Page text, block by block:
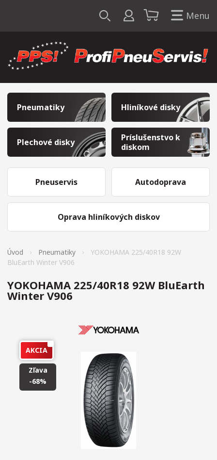
Menu
Pneumatiky Hliníkové disky
Plechové disky
Príslušenstvo k
diskom
Pneuservis
Oprava hliníkových diskov
Autodoprava
Úvod Pneumatiky
YOKOHAMA 225/40R18 92W
BluEarth Winter V906
YOKOHAMA 225/40R18 92W BluEarth
Winter V906
AKCIA
Zľava
-68%